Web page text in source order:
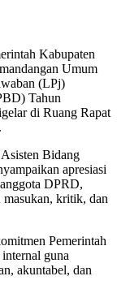
Kabupaten
Umum
(LPj)
Tahun
di Ruang Rapat
Bidang
apresiasi
DPRD,
kritik, dan
Pemerintah
guna
akuntabel, dan